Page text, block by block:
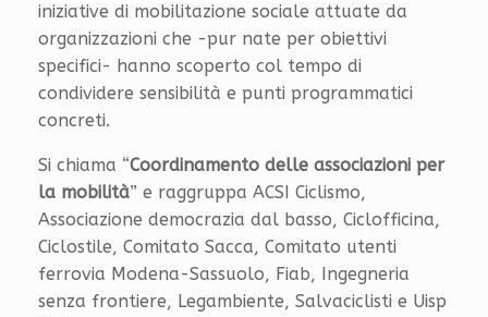
iniziative di mobilitazione sociale attuate da
organizzazioni che -pur nate per obiettivi
specifici- hanno scoperto col tempo di
condividere sensibilità e punti programmatici
concreti.
Si chiama “Coordinamento delle associazioni per
la mobilità” e raggruppa ACSI Ciclismo,
Associazione democrazia dal basso, Ciclofficina,
Ciclostile, Comitato Sacca, Comitato utenti
ferrovia Modena-Sassuolo, Fiab, Ingegneria
senza frontiere, Legambiente, Salvaciclisti e Uisp